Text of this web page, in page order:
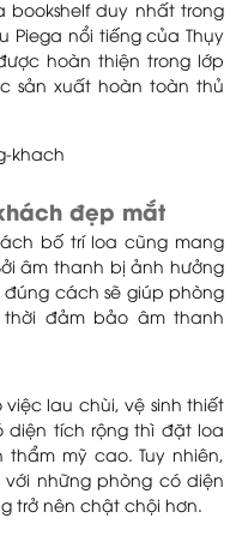
duy nhất trong
Piega nổi tiếng của Thụy
hoàn thiện trong lớp
sản xuất hoàn toàn thủ
đẹp mắt
bố trí loa cũng mang
âm thanh bị ảnh hưởng
cách sẽ giúp phòng
thời đảm bảo âm thanh
lau chùi, vệ sinh thiết
diện tích rộng thì đặt loa
mỹ cao. Tuy nhiên,
những phòng có diện
trở nên chật chội hơn.